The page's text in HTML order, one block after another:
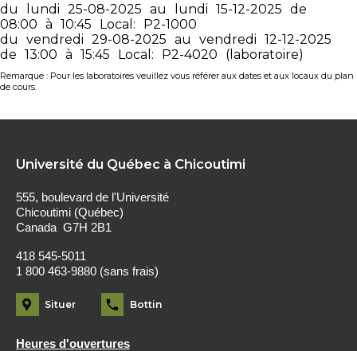
du lundi 25-08-2025 au lundi 15-12-2025 de
08:00 à 10:45 Local:
P2-1000
du
vendredi 29-08-2025 au vendredi 12-12-2025
de 13:00 à 15:45 Local: P2-4020 (laboratoire)
Remarque : Pour les laboratoires veuillez vous référer aux dates et aux locaux du plan
de cours.
Université du Québec à Chicoutimi
555, boulevard de l'Université
Chicoutimi (Québec)
Canada G7H 2B1
418 545-5011
1 800 463-9880 (sans frais)
Situer Bottin
Heures d'ouvertures